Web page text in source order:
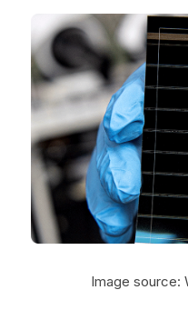
Image source: